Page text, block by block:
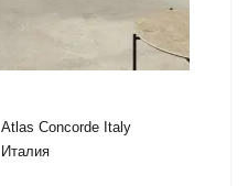
Atlas Concorde Italy
Италия